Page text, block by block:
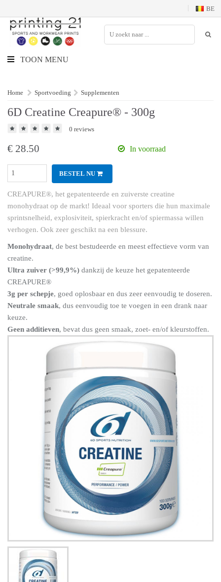
BE
TOON MENU
Home Sportvoeding Supplementen
6D Creatine Creapure® - 300g
0 reviews
€ 28.50 In voorraad
BESTEL NU
CREAPURE®, het gepatenteerde en zuiverste creatine
monohydraat op de markt! Ideaal voor sporters die hun maximale
sprintsnelheid, explosiviteit, spierkracht en/of spiermassa willen
verhogen. Ook zeer geschikt na een blessure.
Monohydraat, de best bestudeerde en meest effectieve vorm van
creatine.
Ultra zuiver (>99,9%) dankzij de keuze het gepatenteerde
CREAPURE®
3g per schepje, goed oplosbaar en dus zeer eenvoudig te doseren.
Neutrale smaak, dus eenvoudig toe te voegen in een drank naar
keuze.
Geen additieven, bevat dus geen smaak, zoet- en/of kleurstoffen.